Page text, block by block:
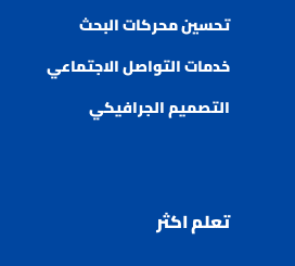
تحسين محركات البحث
خدمات التواصل الاجتماعي
التصميم الجرافيكي
تعلم اكثر